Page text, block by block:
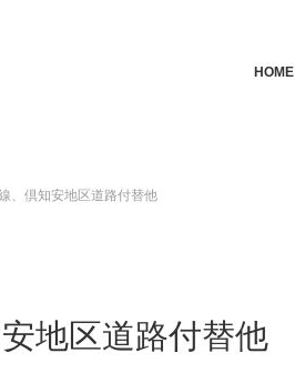
HOME
、倶知安地区道路付替他
地区道路付替他